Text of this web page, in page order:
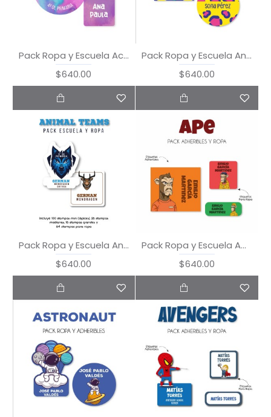
Pack Ropa y Escuela Acuarela
$640.00
Pack Ropa y Escuela Animal Print
$640.00
Pack Ropa y Escuela Animal Teams
$640.00
Pack Ropa y Escuela Ape
$640.00